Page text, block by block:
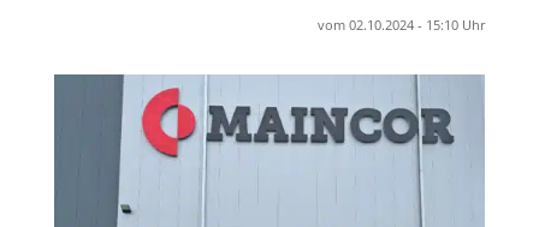
vom 02.10.2024 - 15:10 Uhr